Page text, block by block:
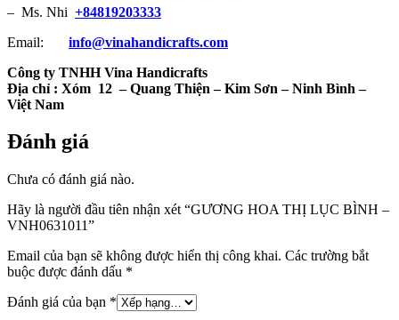
– Ms. Nhi +84819203333
Email: info@vinahandicrafts.com
Công ty TNHH Vina Handicrafts
Địa chỉ : Xóm 12 – Quang Thiện – Kim Sơn – Ninh Bình –
Việt Nam
Đánh giá
Chưa có đánh giá nào.
Hãy là người đầu tiên nhận xét “GƯƠNG HOA THỊ LỤC BÌNH –
VNH0631011”
Email của bạn sẽ không được hiển thị công khai. Các trường bắt
buộc được đánh dấu *
Đánh giá của bạn *